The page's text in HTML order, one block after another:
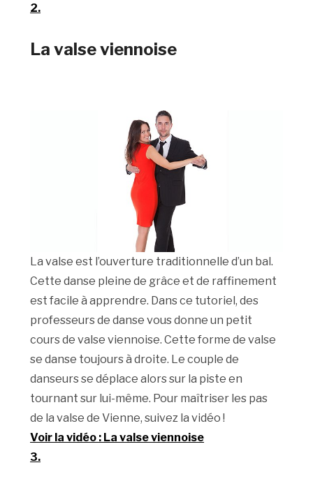
2.
La valse viennoise
La valse est l’ouverture traditionnelle d’un bal.
Cette danse pleine de grâce et de raffinement
est facile à apprendre. Dans ce tutoriel, des
professeurs de danse vous donne un petit
cours de valse viennoise. Cette forme de valse
se danse toujours à droite. Le couple de
danseurs se déplace alors sur la piste en
tournant sur lui-même. Pour maîtriser les pas
de la valse de Vienne, suivez la vidéo !
Voir la vidéo : La valse viennoise
3.